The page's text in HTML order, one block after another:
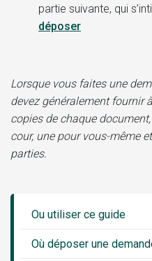
partie suivante, qui
déposer
Lorsque vous faites une
devez généralement fournir
copies de chaque
cour, une pour vous-même
parties.
Guide
Sidebar
Ou utiliser ce guide
Où déposer une